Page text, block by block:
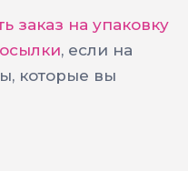
заказ на упаковку
, если на
которые вы